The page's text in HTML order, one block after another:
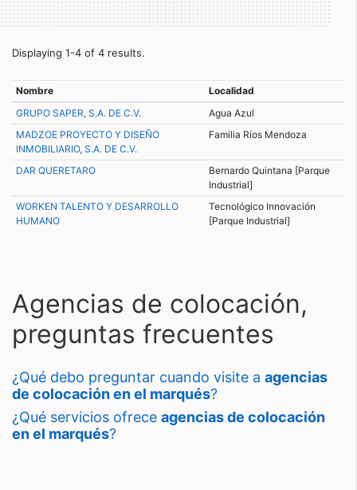
Displaying 1-4 of 4 results.
Nombre
Localidad
GRUPO SAPER, S.A. DE C.V.
Agua Azul
MADZOE PROYECTO Y DISEÑO
INMOBILIARIO, S.A. DE C.V.
Familia Ríos Mendoza
DAR QUERETARO
Bernardo Quintana [Parque
Industrial]
WORKEN TALENTO Y DESARROLLO
HUMANO
Tecnológico Innovación
[Parque Industrial]
Agencias de colocación,
preguntas frecuentes
¿qué debo preguntar cuando visite a agencias
de colocación en el marqués?
¿qué servicios ofrece agencias de colocación
en el marqués?